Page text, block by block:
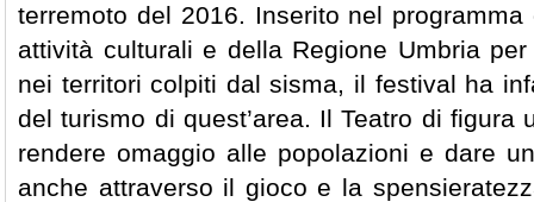
terremoto del 2016. Inserito nel
attività culturali e della Regione Umbria
nei territori colpiti dal sisma, il festival ha
del turismo di quest’area. Il Teatro di figura
rendere omaggio alle popolazioni e dare
anche attraverso il gioco e la